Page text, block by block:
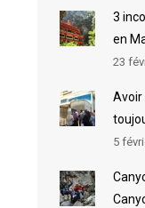
3
en
23
Avoir
5